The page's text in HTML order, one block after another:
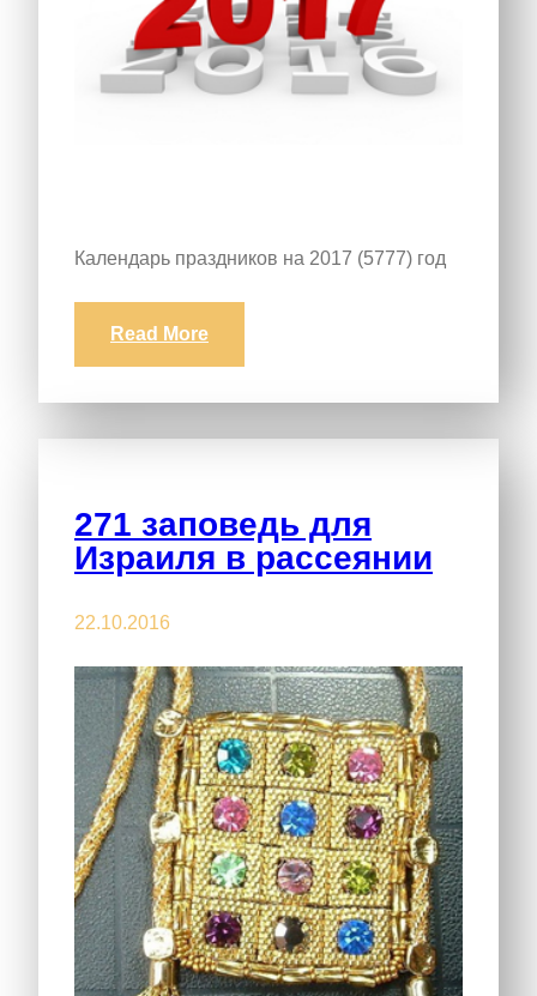
Календарь праздников на 2017 (5777) год
Read More
271 заповедь для
Израиля в рассеянии
22.10.2016